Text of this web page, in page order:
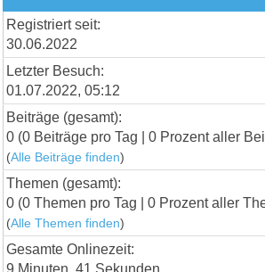
Registriert seit:
30.06.2022
Letzter Besuch:
01.07.2022, 05:12
Beiträge (gesamt):
0 (0 Beiträge pro Tag | 0 Prozent aller
(Alle Beiträge finden)
Themen (gesamt):
0 (0 Themen pro Tag | 0 Prozent aller
(Alle Themen finden)
Gesamte Onlinezeit:
9 Minuten, 41 Sekunden